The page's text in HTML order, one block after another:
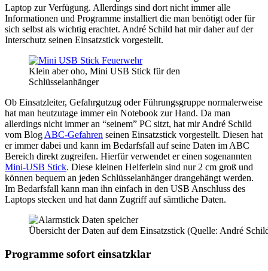
Laptop zur Verfügung. Allerdings sind dort nicht immer alle
Informationen und Programme installiert die man benötigt oder für
sich selbst als wichtig erachtet. André Schild hat mir daher auf der
Interschutz seinen Einsatzstick vorgestellt.
Klein aber oho, Mini USB Stick für den
Schlüsselanhänger
Ob Einsatzleiter, Gefahrgutzug oder Führungsgruppe normalerweise
hat man heutzutage immer ein Notebook zur Hand. Da man
allerdings nicht immer an “seinem” PC sitzt, hat mir André Schild
vom Blog ABC-Gefahren seinen Einsatzstick vorgestellt. Diesen hat
er immer dabei und kann im Bedarfsfall auf seine Daten im ABC
Bereich direkt zugreifen. Hierfür verwendet er einen sogenannten
Mini-USB Stick. Diese kleinen Helferlein sind nur 2 cm groß und
können bequem an jeden Schlüsselanhänger drangehängt werden.
Im Bedarfsfall kann man ihn einfach in den USB Anschluss des
Laptops stecken und hat dann Zugriff auf sämtliche Daten.
Übersicht der Daten auf dem Einsatzstick (Quelle: André
Programme sofort einsatzklar